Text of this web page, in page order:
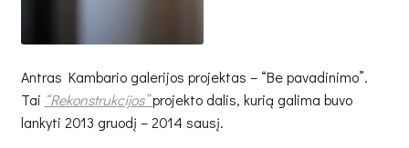
Pangram / Pangrama / 2010
Reconstruction / Rekonstrukcija / from 2010
Bunny man / Žmogus zuikis / 2009
Antras Kambario galerijos projektas – “Be pavadinimo”.
Tai “Rekonstrukcijos” projekto dalis, kurią galima buvo
lankyti 2013 gruodį – 2014 sausį.